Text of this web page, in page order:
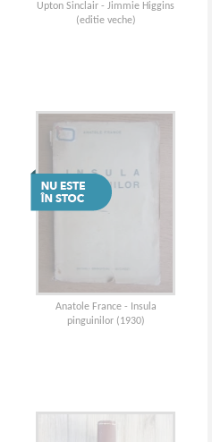
Upton Sinclair - Jimmie Higgins
(editie veche)
Anatole France - Insula
pinguinilor (1930)